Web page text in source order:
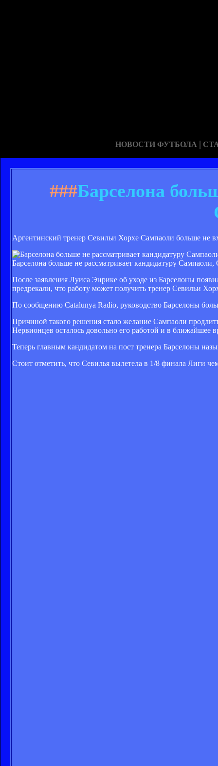
НОВОСТИ ФУТБОЛА |
###Барселона
Аргентинский тренер Севильи Хорхе Сампаоли больше не
Барселона больше не рассматривает кандидатуру Сампаоли,
После заявления Луиса Энрике об уходе из Барселоны
предрекали, что работу может получить тренер Севильи
По сообщению Catalunya Radio, руководство Барселоны
Причиной такого решения стало желание Сампаоли
Нервионцев осталось довольно его работой и в ближайшее
Теперь главным кандидатом на пост тренера Барселоны
Стоит отметить, что Севилья вылетела в 1/8 финала Лиги